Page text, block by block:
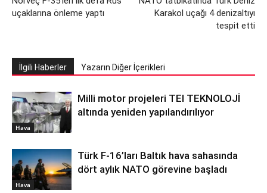
uçaklarına önleme yaptı
Karakol uçağı 4 denizaltıyı
tespit etti
İlgili Haberler Yazarın Diğer İçerikleri
Hava
Milli motor projeleri TEI TEKNOLOJİ
altında yeniden yapılandırılıyor
Hava
Türk F-16’ları Baltık hava sahasında
dört aylık NATO görevine başladı